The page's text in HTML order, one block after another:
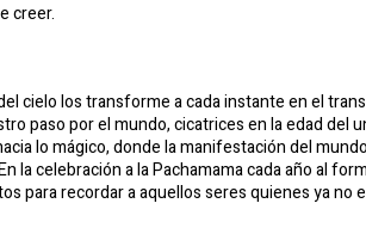
creer.
cielo los transforme a cada instante en el
paso por el mundo, cicatrices en la edad del
lo mágico, donde la manifestación del
celebración a la Pachamama cada año al
para recordar a aquellos seres quienes ya no